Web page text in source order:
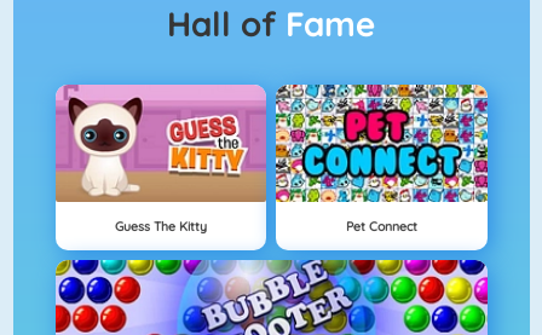
Hall of Fame
Guess The Kitty Pet Connect